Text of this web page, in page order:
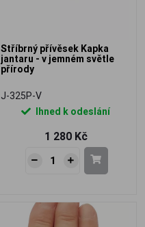
Stříbrný přívěsek Kapka
jantaru - v jemném světle
přírody
J-325P-V
Ihned k odeslání
1 280 Kč